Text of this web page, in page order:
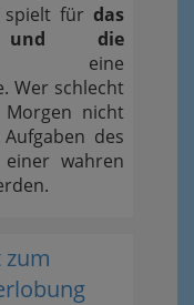
spielt für das
und die
eine
Wer schlecht
nicht
des
wahren
zum